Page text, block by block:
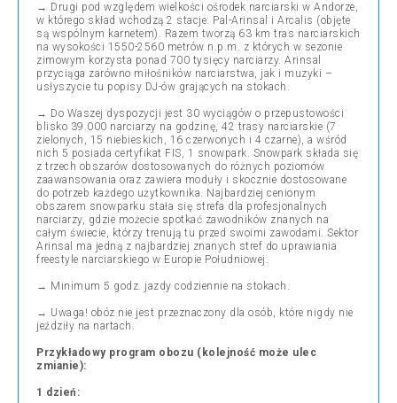
→ Drugi pod względem wielkości ośrodek narciarski w Andorze,
w którego skład wchodzą 2 stacje: Pal-Arinsal i Arcalis (objęte
są wspólnym karnetem). Razem tworzą 63 km tras narciarskich
na wysokości 1550-2560 metrów n.p.m . z których w sezonie
zimowym korzysta ponad 700 tysięcy narciarzy. Arinsal
przyciąga zarówno miłośników narciarstwa, jak i muzyki –
usłyszycie tu popisy DJ-ów grających na stokach.
→ Do Waszej dyspozycji jest 30 wyciągów o przepustowości
blisko 39.000 narciarzy na godzinę, 42 trasy narciarskie (7
zielonych, 15 niebieskich, 16 czerwonych i 4 czarne), a wśród
nich 5 posiada certyfikat FIS, 1 snowpark. Snowpark składa się
z trzech obszarów dostosowanych do różnych poziomów
zaawansowania oraz zawiera moduły i skocznie dostosowane
do potrzeb każdego użytkownika. Najbardziej cenionym
obszarem snowparku stała się strefa dla profesjonalnych
narciarzy, gdzie możecie spotkać zawodników znanych na
całym świecie, którzy trenują tu przed swoimi zawodami. Sektor
Arinsal ma jedną z najbardziej znanych stref do uprawiania
freestyle narciarskiego w Europie Południowej.
→ Minimum 5 godz. jazdy codziennie na stokach.
→ Uwaga! obóz nie jest przeznaczony dla osób, które nigdy nie
jeździły na nartach.
Przykładowy program obozu (kolejność może ulec
zmianie):
1 dzień: